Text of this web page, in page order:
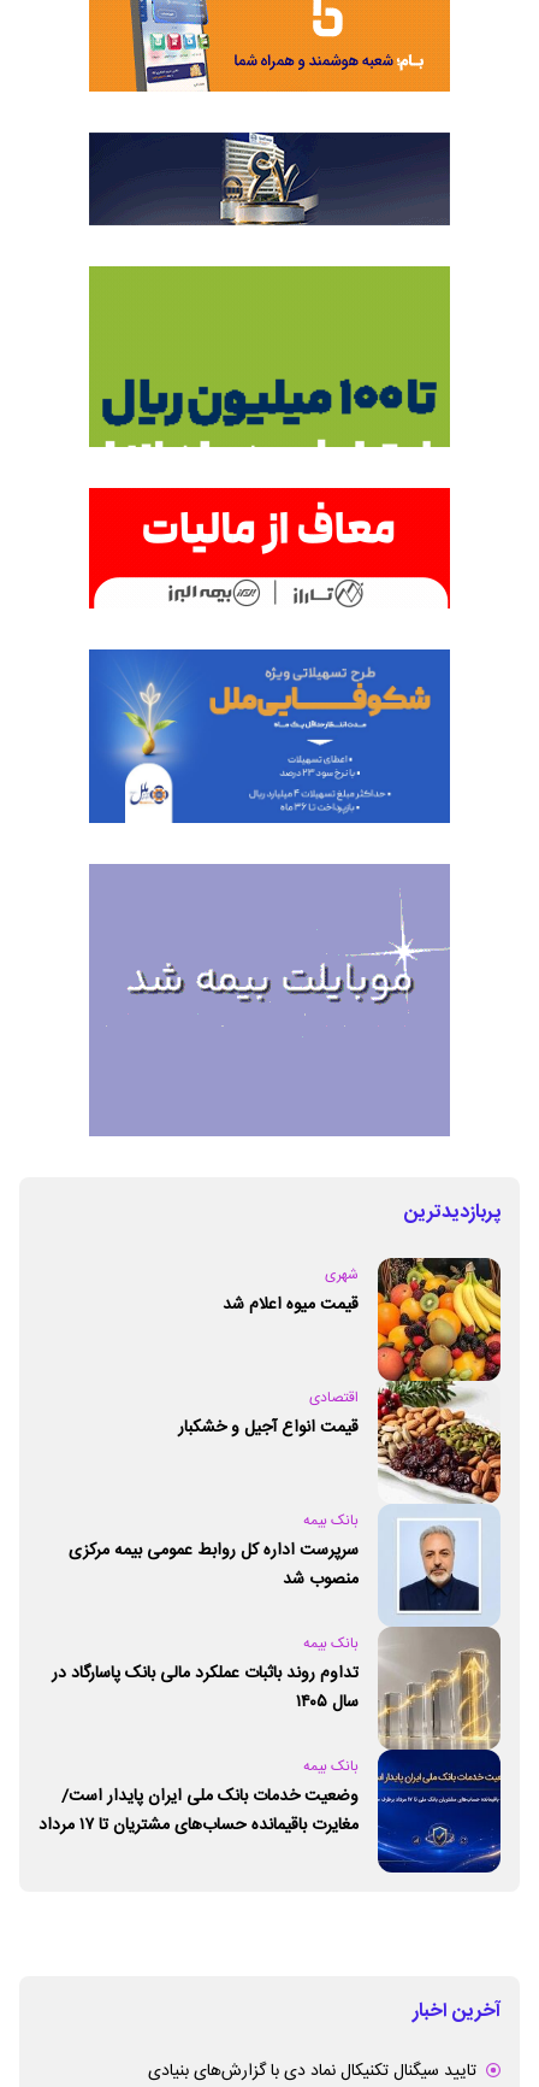
پربازدیدترین
شهری
قیمت میوه اعلام شد
اقتصادی
قیمت انواع آجیل و خشکبار
بانک بیمه
سرپرست اداره کل روابط عمومی بیمه مرکزی
منصوب شد
بانک بیمه
تداوم روند باثبات عملکرد مالی بانک پاسارگاد در
سال ۱۴۰۵
بانک بیمه
وضعیت خدمات بانک ملی ایران پایدار است/
مغایرت‌ باقیمانده حساب‌های مشتریان تا ۱۷ مرداد
آخرین اخبار
تایید سیگنال تکنیکال نماد دی با گزارش‌های بنیادی